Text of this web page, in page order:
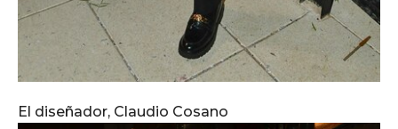
El diseñador, Claudio Cosano